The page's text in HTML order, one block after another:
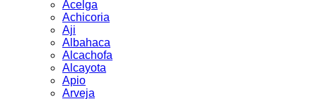
Acelga
Achicoria
Aji
Albahaca
Alcachofa
Alcayota
Apio
Arveja